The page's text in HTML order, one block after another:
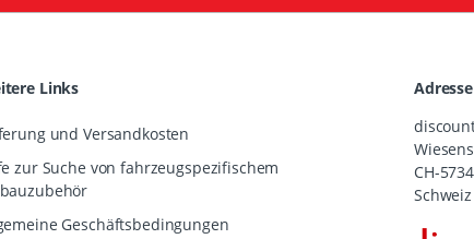
Links
und Versandkosten
zur Suche von fahrzeugspezifischem
Geschäftsbedingungen
Adresse
CH-
Schweiz